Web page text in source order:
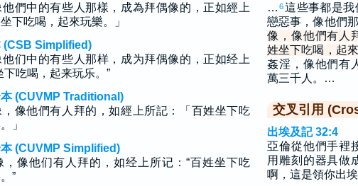
們中的有些人那樣，成為拜偶像的，正如經上
下吃喝，起來玩樂。」
(CSB Simplified)
们中的有些人那样，成为拜偶像的，正如经上
下吃喝，起来玩乐。”
(CUVMP Traditional)
像他們有人拜的，如經上所記：「百姓坐下吃
」
(CUVMP Simplified)
，像他们有人拜的，如经上所记：“百姓坐下吃
”
… 6這些事都是我
戀惡事，像他們
像，像他們有人
姓坐下吃喝，起來
姦淫，像他們有
萬三千人。…
交叉引用
出埃及記 32:4
亞倫從他們手裡
用雕刻的器具做
啊，這是領你出